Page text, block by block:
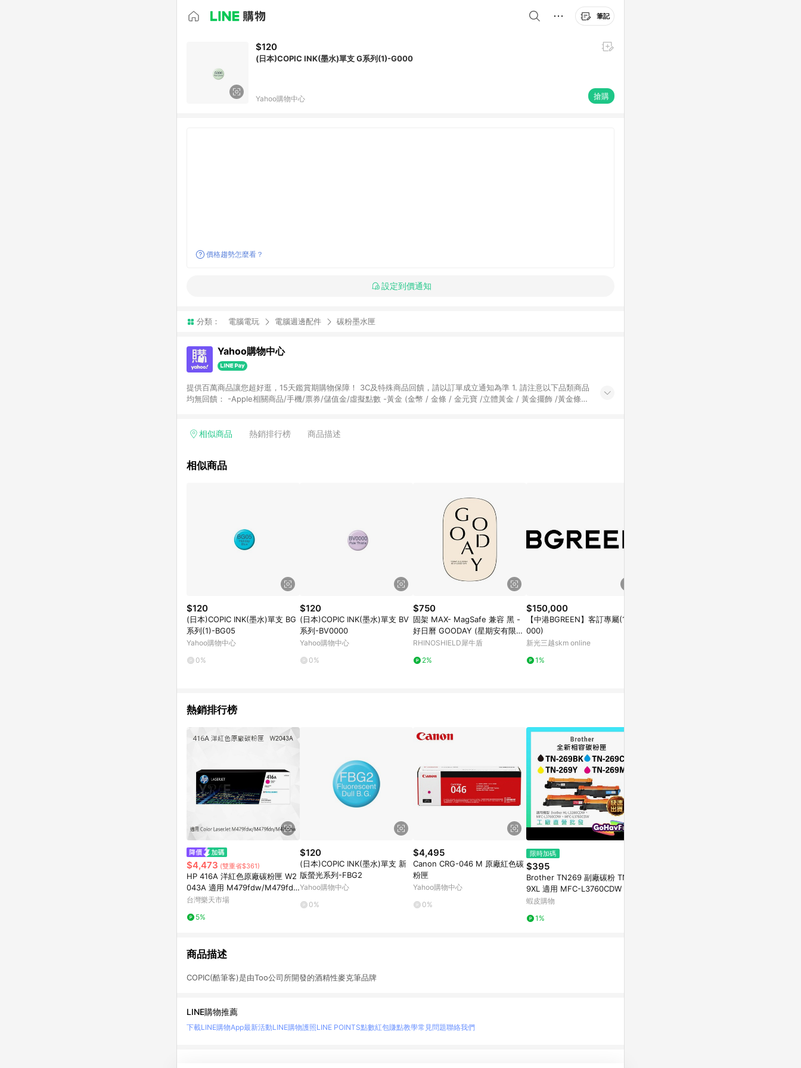
筆記
$120
(日本)COPIC INK(墨水)單支 G系列(1)-G000
Yahoo購物中心 搶購
價格趨勢怎麼看？
設定到價通知
分類： 電腦電玩 電腦週邊配件 碳粉墨水匣
Yahoo購物中心
提供百萬商品讓您超好逛，15天鑑賞期購物保障！ 3C及特殊商品回饋，請以訂單成立通知為準 1. 請注意以下品類商品
均無回饋： -Apple相關商品/手機/票券/儲值金/虛擬點數 -黃金 (金幣 / 金條 / 金元寶 /立體黃金 / 黃金擺飾 /黃金條
Yahoo超贈點回饋者 - 購物中心商店之商品：商品賣場中有標示「商店」及顯示商店名稱者(指定活動店家除外) 3. 訂
相似商品 熱銷排行榜 商品描述
相似商品
$120
(日本)COPIC INK(墨水)單支 BG
系列(1)-BG05
Yahoo購物中心
0%
$120
(日本)COPIC INK(墨水)單支 BV
系列-BV0000
Yahoo購物中心
0%
$750
固架 MAX- MagSafe 兼容 黑 -
好日曆 GOODAY (星期安有限公
司) - 大好日子
RHINOSHIELD犀牛盾
2%
$150,000
【中港BGREEN】客訂專屬(150,
000)
新光三越skm online
1%
熱銷排行榜
$4,473 (雙重省$361)
HP 416A 洋紅色原廠碳粉匣 W2
043A 適用 M479fdw/M479fd
n/M479fnw/M454dw/M454dn
台灣樂天市場
5%
$120
(日本)COPIC INK(墨水)單支 新
版螢光系列-FBG2
Yahoo購物中心
0%
$4,495
Canon CRG-046 M 原廠紅色碳
粉匣
Yahoo購物中心
0%
限時加碼
$395
Brother TN269 副廠碳粉 TN26
9XL 適用 MFC-L3760CDW L32
80CDW L3780CDW
蝦皮購物
1%
商品描述
COPIC(酷筆客)是由Too公司所開發的酒精性麥克筆品牌
LINE購物推薦
下載LINE購物App最新活動LINE購物護照LINE POINTS點數紅包賺點教學常見問題聯絡我們